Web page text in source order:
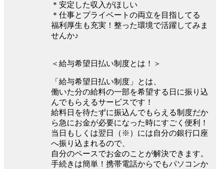
＊安定した収入がほしい
＊仕事とプライベートの両立を目指してる
福利厚生も充実！整った環境で活躍してみま
せんか♪
＜給与希望日払い制度とは！＞
「給与希望日払い制度」とは、
働いた分の給料の一部を希望する日に振り込
んでもらえるサービスです！
給料日を待たずに振込んでもらえる制度だか
ら急にお金が必要になった時にすごく便利！
当日もしくは翌日（※）には自分の銀行口座
へ振り込まれるので、
自分のペースでお金のことが解決できます。
手続きは簡単！携帯電話からでもパソコンか